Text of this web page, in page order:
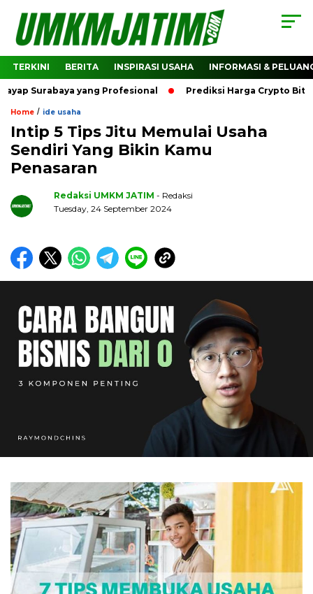
TERKINI BERITA INSPIRASI USAHA INFORMASI &
yang Profesional Prediksi Harga Crypto Bitcoin:
Home / ide usaha
Intip 5 Tips Jitu Memulai Usaha
Sendiri Yang Bikin Kamu
Penasaran
Redaksi UMKM JATIM - Redaksi
Tuesday, 24 September 2024